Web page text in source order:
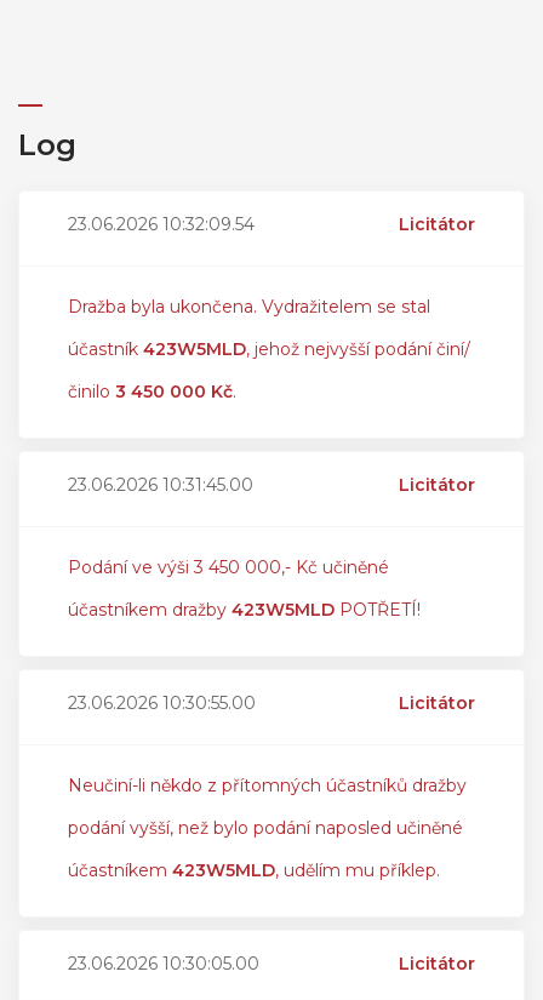
Log
23.06.2026 10:32:09.54 Licitátor
Dražba byla ukončena. Vydražitelem se stal
účastník 423W5MLD, jehož nejvyšší podání činí/
činilo 3 450 000 Kč.
23.06.2026 10:31:45.00 Licitátor
Podání ve výši 3 450 000,- Kč učiněné
účastníkem dražby 423W5MLD POTŘETÍ!
23.06.2026 10:30:55.00 Licitátor
Neučiní-li někdo z přítomných účastníků dražby
podání vyšší, než bylo podání naposled učiněné
účastníkem 423W5MLD, udělím mu příklep.
23.06.2026 10:30:05.00 Licitátor